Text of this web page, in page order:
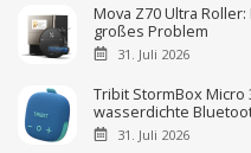
Mova Z70 Ultra
großes Problem
31. Juli 2026
Tribit StormBox Micro
wasserdichte
31. Juli 2026